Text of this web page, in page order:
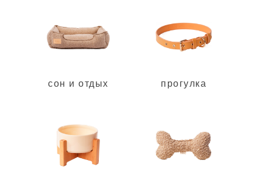
сон и отдых прогулка
в магазин ➔